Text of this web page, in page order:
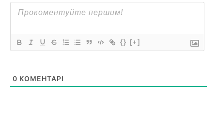
{} [+]
0 КОМЕНТАРІ